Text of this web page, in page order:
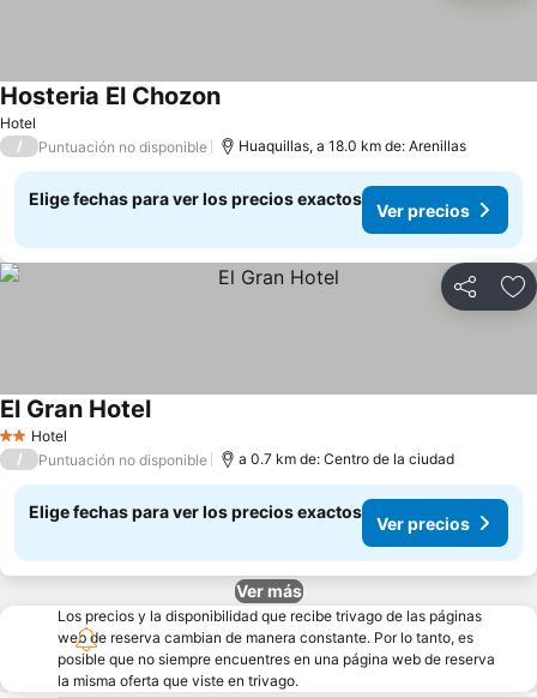
Hotel
Hosteria El ChozonVer precios
/ Puntuación no disponible Huaquillas, a 18.0 km de: Arenillas
Elige fechas para ver los precios exactos
Ver precios
Compartir
2 Estrellas
Hotel
El Gran HotelVer precios
/ Puntuación no disponible a 0.7 km de: Centro de la ciudad
Elige fechas para ver los precios exactos
Ver precios
Ver más
Los precios y la disponibilidad que recibe trivago de las páginas
web de reserva cambian de manera constante. Por lo tanto, es
posible que no siempre encuentres en una página web de reserva
la misma oferta que viste en trivago.